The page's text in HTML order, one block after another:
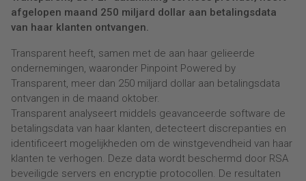
afgelopen maand 250 miljard dollar aan betalingsdata
van haar klanten ontvangen.
Transparent heeft, samen met de aan haar gelieerde
ondernemingen, waaronder Pinpoint Powered by
Transparent, meer dan 250 miljard dollar aan betalingsdata
ontvangen in de maand oktober.
Transparent analyseert middels geavanceerde software de
betalingsdata van haar klanten, detecteert discrepanties en
identificeert mogelijkheden om de winstgevendheid van haar
klanten te verhogen. Deze data wordt beschermd door RSA
beveiligde servers en encryptie protocollen. De resultaten